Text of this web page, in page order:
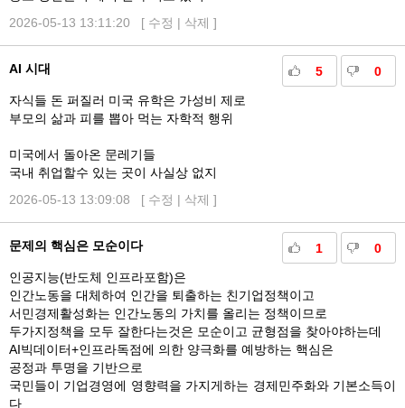
2026-05-13 13:11:20 [ 수정 | 삭제 ]
5 0
AI 시대
자식들 돈 퍼질러 미국 유학은 가성비 제로
부모의 삶과 피를 뽑아 먹는 자학적 행위
미국에서 돌아온 문레기들
국내 취업할수 있는 곳이 사실상 없지
2026-05-13 13:09:08 [ 수정 | 삭제 ]
1 0
문제의 핵심은 모순이다
인공지능(반도체 인프라포함)은
인간노동을 대체하여 인간을 퇴출하는 친기업정책이고
서민경제활성화는 인간노동의 가치를 올리는 정책이므로
두가지정책을 모두 잘한다는것은 모순이고 균형점을 찾아야하는데
AI빅데이터+인프라독점에 의한 양극화를 예방하는 핵심은
공정과 투명을 기반으로
국민들이 기업경영에 영향력을 가지게하는 경제민주화와 기본소득이
다